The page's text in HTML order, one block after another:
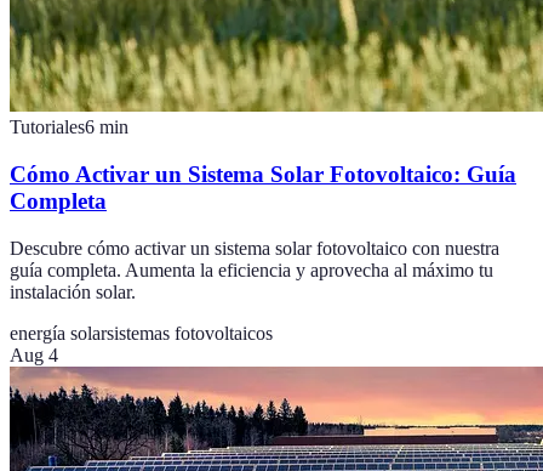
Tutoriales6 min
Cómo Activar un Sistema Solar Fotovoltaico: Guía
Completa
Descubre cómo activar un sistema solar fotovoltaico con nuestra
guía completa. Aumenta la eficiencia y aprovecha al máximo tu
instalación solar.
energía solarsistemas fotovoltaicos
Aug 4